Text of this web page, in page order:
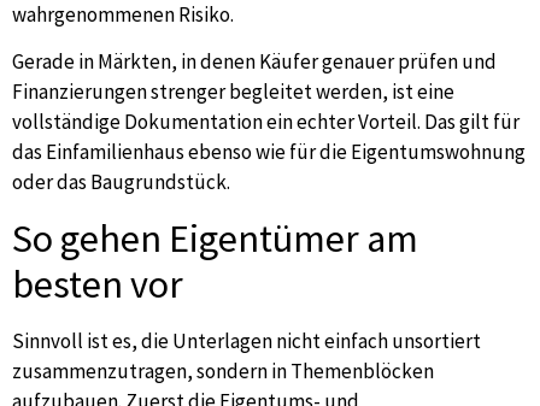
wahrgenommenen Risiko.
Gerade in Märkten, in denen Käufer genauer prüfen und
Finanzierungen strenger begleitet werden, ist eine
vollständige Dokumentation ein echter Vorteil. Das gilt für
das Einfamilienhaus ebenso wie für die Eigentumswohnung
oder das Baugrundstück.
So gehen Eigentümer am
besten vor
Sinnvoll ist es, die Unterlagen nicht einfach unsortiert
zusammenzutragen, sondern in Themenblöcken